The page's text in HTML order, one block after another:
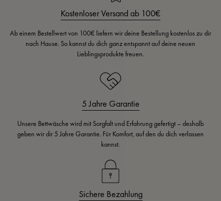
Kostenloser Versand ab 100€
Ab einem Bestellwert von 100€ liefern wir deine Bestellung kostenlos zu dir
nach Hause. So kannst du dich ganz entspannt auf deine neuen
Lieblingsprodukte freuen.
5 Jahre Garantie
Unsere Bettwäsche wird mit Sorgfalt und Erfahrung gefertigt – deshalb
geben wir dir 5 Jahre Garantie. Für Komfort, auf den du dich verlassen
kannst.
Sichere Bezahlung